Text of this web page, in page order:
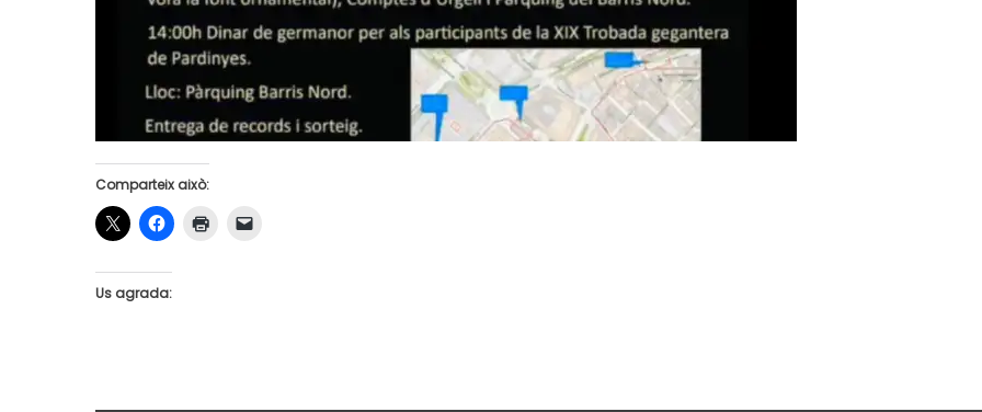
Comparteix això:
Us agrada: